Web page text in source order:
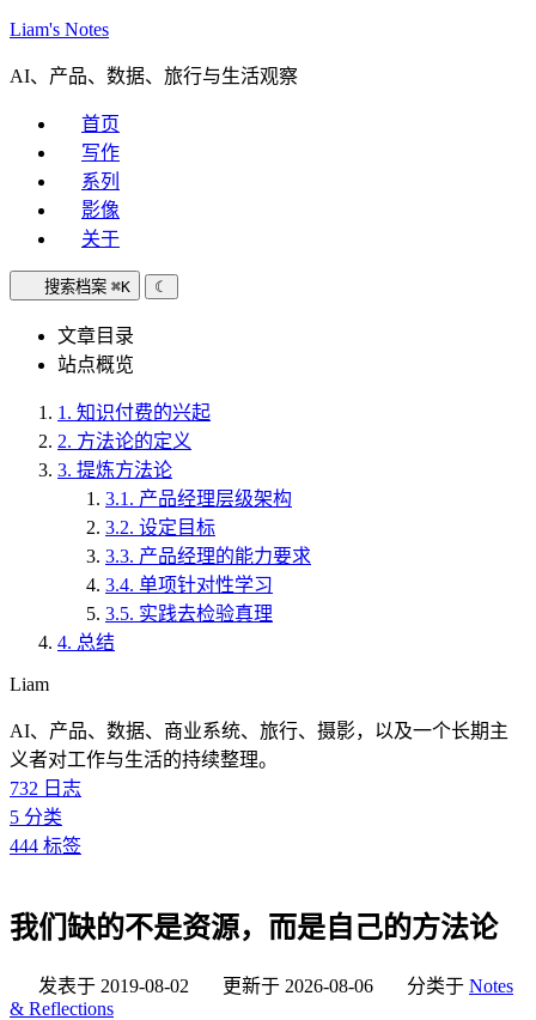
Liam's Notes
AI、产品、数据、旅行与生活观察
首页
写作
系列
影像
关于
搜索档案 ⌘K ☾
文章目录
站点概览
1. 知识付费的兴起
2. 方法论的定义
3. 提炼方法论
3.1. 产品经理层级架构
3.2. 设定目标
3.3. 产品经理的能力要求
3.4. 单项针对性学习
3.5. 实践去检验真理
4. 总结
Liam
AI、产品、数据、商业系统、旅行、摄影，以及一个长期主
义者对工作与生活的持续整理。
732 日志
5 分类
444 标签
我们缺的不是资源，而是自己的方法论
发表于 2019-08-02 更新于 2026-08-06 分类于 Notes
& Reflections